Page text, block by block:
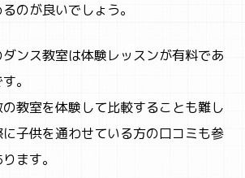
まなびちって？
のが良いでしょう。
ンス教室は体験レッスンが有料であ
。
教室を体験して比較することも難し
子供を通わせている方の口コミも参
ます。